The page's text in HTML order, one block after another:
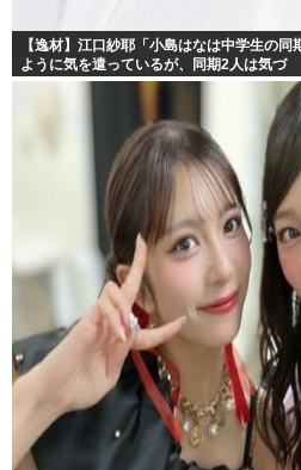
【逸材】江口紗耶「小島はなは中学生の
ように気を遣っているが、同期2人は気づ